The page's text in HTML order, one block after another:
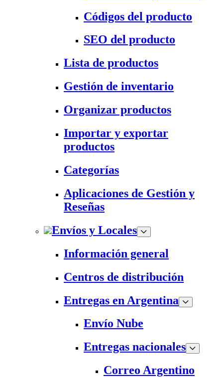
Códigos del producto
SEO del producto
Lista de productos
Gestión de inventario
Organizar productos
Importar y exportar
productos
Categorías
Aplicaciones de Gestión y
Reseñas
Envíos y Locales
Información general
Centros de distribución
Entregas en Argentina
Envío Nube
Entregas nacionales
Correo Argentino